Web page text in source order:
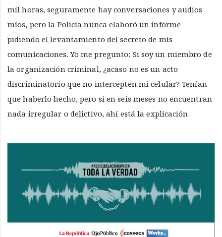
mil horas, seguramente hay conversaciones y audios
míos, pero la Policía nunca elaboró un informe
pidiendo el levantamiento del secreto de mis
comunicaciones. Yo me pregunto: Si soy un miembro de
la organización criminal, ¿acaso no es un acto
discriminatorio que no intercepten mi celular? Tenían
que haberlo hecho, pero si en seis meses no encuentran
nada irregular o delictivo, ahí está la explicación.